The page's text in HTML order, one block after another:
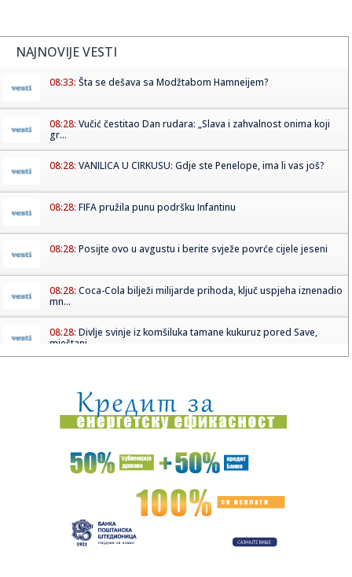
NAJNOVIJE VESTI
08:33: Šta se dešava sa Modžtabom Hamneijem?
08:28: Vučić čestitao Dan rudara: „Slava i zahvalnost onima koji
gr...
08:28: VANILICA U CIRKUSU: Gdje ste Penelope, ima li vas još?
08:28: FIFA pružila punu podršku Infantinu
08:28: Posijte ovo u avgustu i berite svježe povrće cijele jeseni
08:28: Coca-Cola bilježi milijarde prihoda, ključ uspjeha iznenadio
mn...
08:28: Divlje svinje iz komšiluka tamane kukuruz pored Save,
mještani ...
08:28:Eksplodirala plinska boca kod Doboja, gorjelo i nisko
rastinje
08:28:Ema Heming otvoreno o životu uz Brusa Vilisa
Gruzija u mraku: Treći put za dvije nedjelje
08:28:Novo otkriće mijenja pogled na prvu vojnu supersilu svijeta